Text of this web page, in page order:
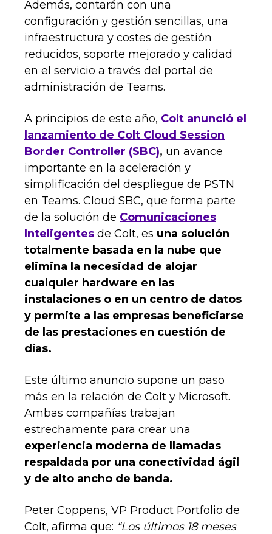
Además, contarán con una
configuración y gestión sencillas, una
infraestructura y costes de gestión
reducidos, soporte mejorado y calidad
en el servicio a través del portal de
administración de Teams.
A principios de este año, Colt anunció el
lanzamiento de Colt Cloud Session
Border Controller (SBC), un avance
importante en la aceleración y
simplificación del despliegue de PSTN
en Teams. Cloud SBC, que forma parte
de la solución de Comunicaciones
Inteligentes de Colt, es una solución
totalmente basada en la nube que
elimina la necesidad de alojar
cualquier hardware en las
instalaciones o en un centro de datos
y permite a las empresas beneficiarse
de las prestaciones en cuestión de
días.
Este último anuncio supone un paso
más en la relación de Colt y Microsoft.
Ambas compañías trabajan
estrechamente para crear una
experiencia moderna de llamadas
respaldada por una conectividad ágil
y de alto ancho de banda.
Peter Coppens, VP Product Portfolio de
Colt, afirma que: “Los últimos 18 meses